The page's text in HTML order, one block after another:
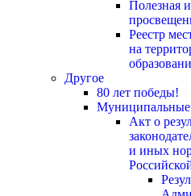
Полезная
Реестр
на
Другое
80 лет победы!
Муниципальные
Акт о
и иных